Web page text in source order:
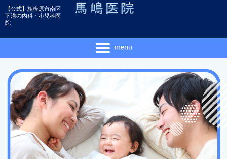
【公式】相模原市南区
下溝の内科・小児科医
院